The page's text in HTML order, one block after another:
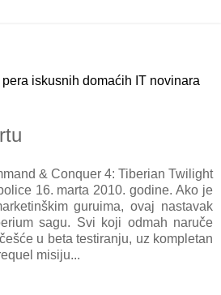
iskusnih domaćih IT novinara
& Conquer 4: Tiberian Twilight
16. marta 2010. godine. Ako je
guruima, ovaj nastavak
sagu. Svi koji odmah naruče
u beta testiranju, uz kompletan
misiju...